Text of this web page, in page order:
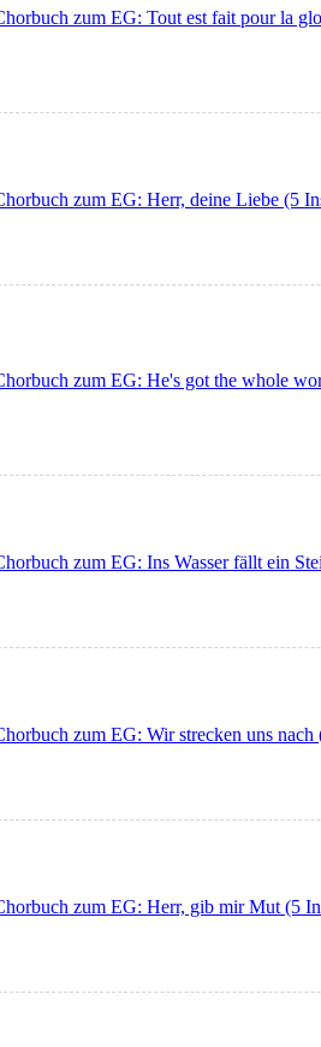
zum EG: Tout est fait pour la
zum EG: Herr, deine Liebe (5
zum EG: He's got the whole
zum EG: Ins Wasser fällt ein
zum EG: Wir strecken uns nach
zum EG: Herr, gib mir Mut (5